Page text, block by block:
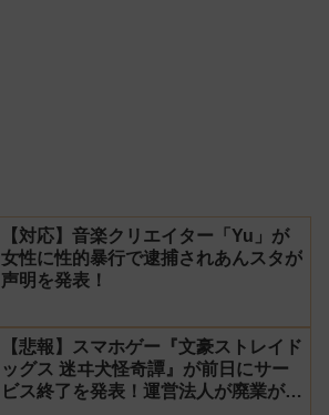
【対応】音楽クリエイター「Yu」が
女性に性的暴行で逮捕されあんスタが
声明を発表！
【悲報】スマホゲー『文豪ストレイド
ッグス 迷ヰ犬怪奇譚』が前日にサー
ビス終了を発表！運営法人が廃業が原